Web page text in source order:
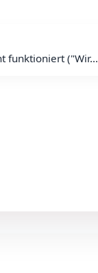
funktioniert ("Wir...